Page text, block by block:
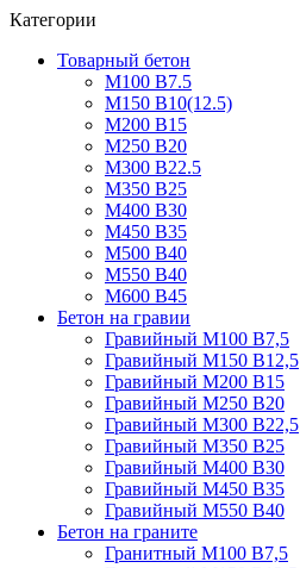
Категории
Товарный бетон
М100 В7.5
М150 В10(12.5)
М200 В15
М250 В20
М300 В22.5
М350 В25
М400 В30
М450 В35
М500 В40
М550 В40
М600 В45
Бетон на гравии
Гравийный М100 В7,5
Гравийный М150 В12,5
Гравийный М200 В15
Гравийный М250 В20
Гравийный М300 В22,5
Гравийный М350 В25
Гравийный М400 В30
Гравийный М450 В35
Гравийный М550 В40
Бетон на граните
Гранитный М100 В7,5